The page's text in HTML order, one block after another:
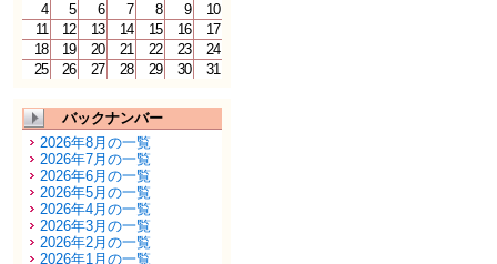
4
5 6 7 8 9
10
11
12 13 14 15 16
17
18
19 20 21 22 23
24
25
26 27 28 29 30 31
バックナンバー
2026年8月の一覧
2026年7月の一覧
2026年6月の一覧
2026年5月の一覧
2026年4月の一覧
2026年3月の一覧
2026年2月の一覧
2026年1月の一覧